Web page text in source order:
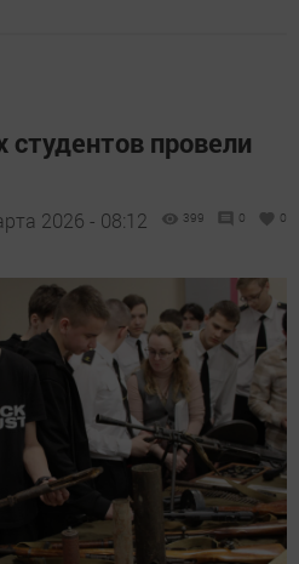
студентов провели
2026 - 08:12 399 0 0